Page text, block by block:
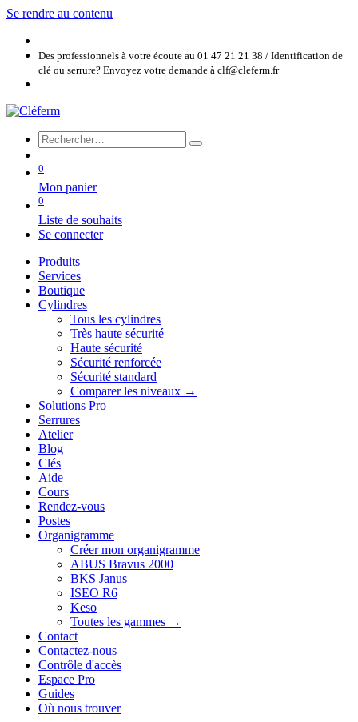
Se rendre au contenu
Des professionnels à votre écoute au 01 47 21 21 38 / Identification de
clé ou serrure? Envoyez votre demande à clf@cleferm.fr
0
Mon panier
0
Liste de souhaits
Se connecter
Produits
Services
Boutique
Cylindres
Tous les cylindres
Très haute sécurité
Haute sécurité
Sécurité renforcée
Sécurité standard
Comparer les niveaux →
Solutions Pro
Serrures
Atelier
Blog
Clés
Aide
Cours
Rendez-vous
Postes
Organigramme
Créer mon organigramme
ABUS Bravus 2000
BKS Janus
ISEO R6
Keso
Toutes les gammes →
Contact
Contactez-nous
Contrôle d'accès
Espace Pro
Guides
Où nous trouver